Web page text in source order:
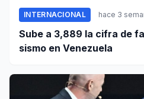
INTERNACIONAL hace 3
Sube a 3,889 la cifra de
sismo en Venezuela